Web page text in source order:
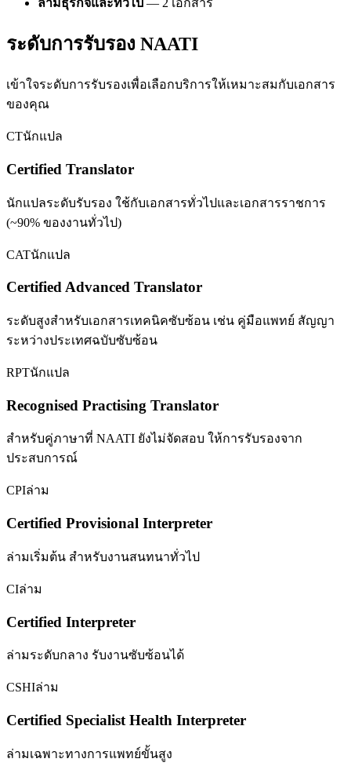
ล่ามธุรกิจและทั่วไป — 2 เอกสาร
ระดับการรับรอง NAATI
เข้าใจระดับการรับรองเพื่อเลือกบริการให้เหมาะสมกับเอกสาร
ของคุณ
CTนักแปล
Certified Translator
นักแปลระดับรับรอง ใช้กับเอกสารทั่วไปและเอกสารราชการ
(~90% ของงานทั่วไป)
CATนักแปล
Certified Advanced Translator
ระดับสูงสำหรับเอกสารเทคนิคซับซ้อน เช่น คู่มือแพทย์ สัญญา
ระหว่างประเทศฉบับซับซ้อน
RPTนักแปล
Recognised Practising Translator
สำหรับคู่ภาษาที่ NAATI ยังไม่จัดสอบ ให้การรับรองจาก
ประสบการณ์
CPIล่าม
Certified Provisional Interpreter
ล่ามเริ่มต้น สำหรับงานสนทนาทั่วไป
CIล่าม
Certified Interpreter
ล่ามระดับกลาง รับงานซับซ้อนได้
CSHIล่าม
Certified Specialist Health Interpreter
ล่ามเฉพาะทางการแพทย์ขั้นสูง